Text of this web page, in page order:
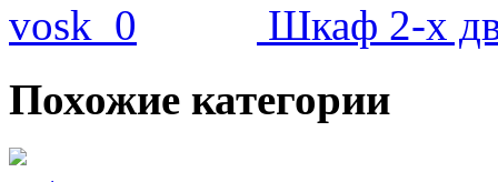
Шкаф 2-х
Похожие категории